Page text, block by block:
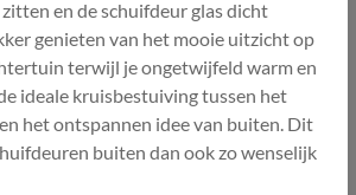
en de schuifdeur glas dicht
genieten van het mooie uitzicht op
terwijl je ongetwijfeld warm en
ideale kruisbestuiving tussen het
het ontspannen idee van buiten. Dit
buiten dan ook zo wenselijk